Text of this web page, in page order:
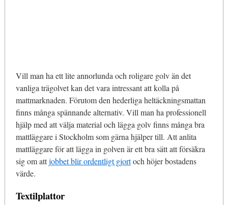
Vill man ha ett lite annorlunda och roligare golv än det
vanliga trägolvet kan det vara intressant att kolla på
mattmarknaden. Förutom den hederliga heltäckningsmattan
finns många spännande alternativ. Vill man ha professionell
hjälp med att välja material och lägga golv finns många bra
mattläggare i Stockholm som gärna hjälper till. Att anlita
mattläggare för att lägga in golven är ett bra sätt att försäkra
sig om attjobbet blir ordentligt gjortoch höjer bostadens
värde.
Textilplattor